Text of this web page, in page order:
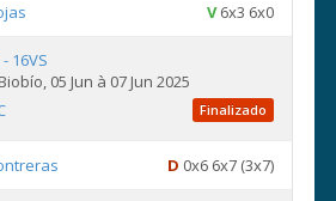
V6x3 6x0
16VS
05 Jun à 07 Jun 2025
Finalizado
D 0x6 6x7 (3x7)